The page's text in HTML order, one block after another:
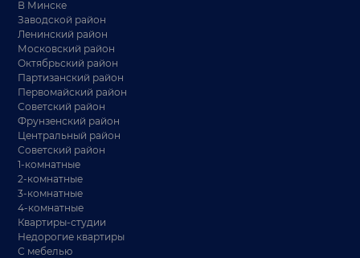
В Минске
Заводской район
Ленинский район
Московский район
Октябрьский район
Партизанский район
Первомайский район
Советский район
Фрунзенский район
Центральный район
Советский район
1-комнатные
2-комнатные
3-комнатные
4-комнатные
Квартиры-студии
Недорогие квартиры
С мебелью